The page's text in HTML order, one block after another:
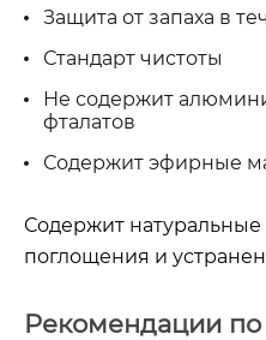
Защита от запаха в
Стандарт чистоты
Не содержит
фталатов
Содержит эфирные
Содержит натуральные
поглощения и
Рекомендации